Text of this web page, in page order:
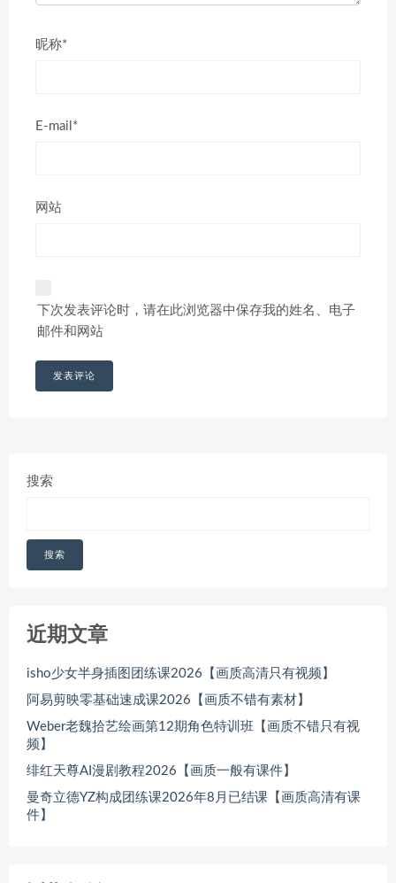
昵称*
E-mail*
网站
下次发表评论时，请在此浏览器中保存我的姓名、电子
邮件和网站
搜索
搜索
近期文章
isho少女半身插图团练课2026【画质高清只有视频】
阿易剪映零基础速成课2026【画质不错有素材】
Weber老魏拾艺绘画第12期角色特训班【画质不错只有视
频】
绯红天尊AI漫剧教程2026【画质一般有课件】
曼奇立德YZ构成团练课2026年8月已结课【画质高清有课
件】